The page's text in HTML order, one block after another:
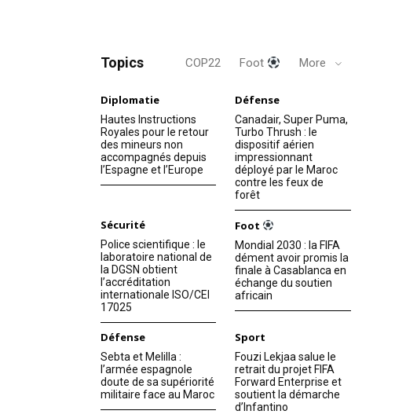
Topics COP22 Foot More
Diplomatie
Hautes Instructions
Royales pour le retour
des mineurs non
accompagnés depuis
l’Espagne et l’Europe
Défense
Canadair, Super Puma,
Turbo Thrush : le
dispositif aérien
impressionnant
déployé par le Maroc
contre les feux de
forêt
Sécurité
Police scientifique : le
laboratoire national de
la DGSN obtient
l’accréditation
internationale ISO/CEI
17025
Foot
Mondial 2030 : la FIFA
dément avoir promis la
finale à Casablanca en
échange du soutien
africain
Défense
Sebta et Melilla :
l’armée espagnole
doute de sa supériorité
militaire face au Maroc
Sport
Fouzi Lekjaa salue le
retrait du projet FIFA
Forward Enterprise et
soutient la démarche
d’Infantino